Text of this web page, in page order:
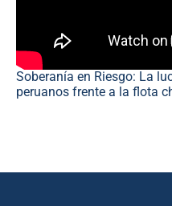
Soberanía en Riesgo: La
peruanos frente a la flota